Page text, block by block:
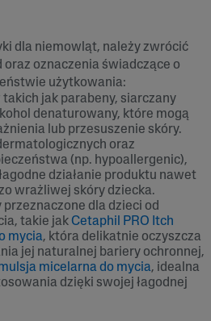
dla niemowląt, należy zwrócić
oraz oznaczenia świadczące o
użytkowania:
takich jak parabeny, siarczany
denaturowany, które mogą
lub przesuszenie skóry.
oraz
(np. hypoallergenic),
działanie produktu nawet
wrażliwej skóry dziecka.
dla dzieci od
takie jak Cetaphil PRO Itch
mycia, która delikatnie oczyszcza
jej naturalnej bariery ochronnej,
micelarna do mycia, idealna
dzięki swojej łagodnej